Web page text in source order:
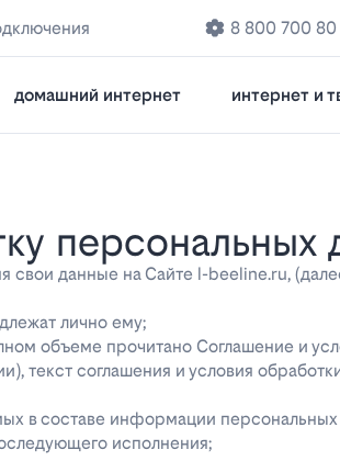
8 800 700
домашний интернет интернет и
персональных
свои данные на Сайте l-beeline.ru,
лично ему;
объеме прочитано Соглашение и
текст соглашения и условия
в составе информации
исполнения;